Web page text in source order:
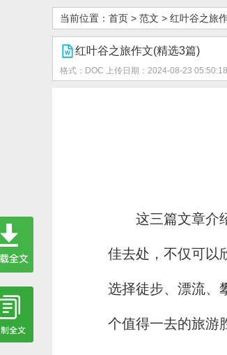
当前位置： 首页> 范文 > 红叶谷之旅
红叶谷之旅作文(精选3篇)
格式：DOC 上传日期：2024-08-23 05:50:18
这三篇文章介
佳去处，不仅可以
选择徒步、漂流、
个值得一去的旅游